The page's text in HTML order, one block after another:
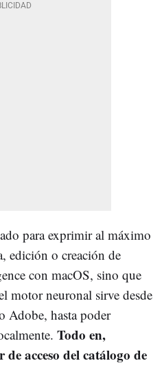
para exprimir al máximo
edición o creación de
con macOS, sino que
motor neuronal sirve desde
Adobe, hasta poder
Todo en,
acceso del catálogo de